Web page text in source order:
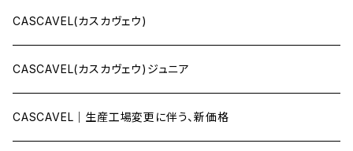
CASCAVEL(カスカヴェウ)
CASCAVEL(カスカヴェウ)ジュニア
CASCAVEL｜生産工場変更に伴う、新価格